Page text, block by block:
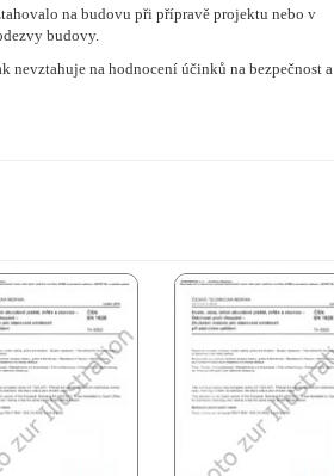
na budovu při přípravě projektu nebo v
budovy.
nevztahuje na hodnocení účinků na bezpečnost a